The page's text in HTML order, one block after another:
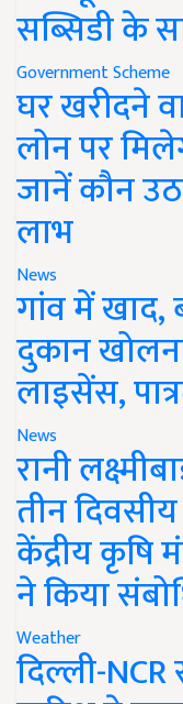
सब्सिडी के
Government Scheme
घर खरीदने
लोन पर
जानें कौन
लाभ
News
गांव में
दुकान
लाइसेंस,
News
रानी
तीन
केंद्रीय कृषि
ने किया
Weather
दिल्ली-